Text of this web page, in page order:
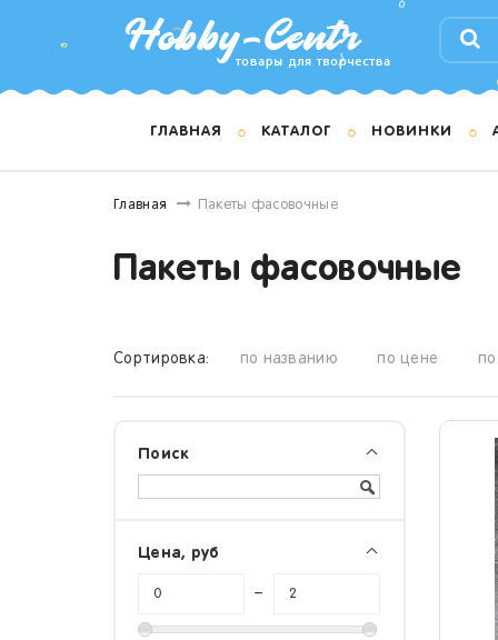
ГЛАВНАЯ КАТАЛОГ НОВИНКИ
Главная Пакеты фасовочные
Пакеты фасовочные
Сортировка: по названию по цене
Поиск
Цена, руб
–